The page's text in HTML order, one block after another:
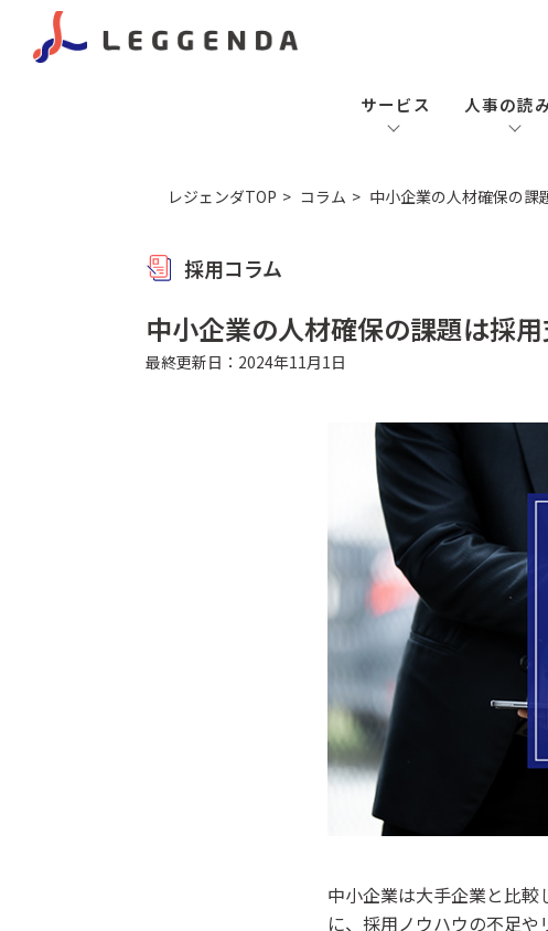
サービス 人事の読
レジェンダTOP コラム 中小企業の人材確保の課
採用コラム
中小企業の人材確保の課題は採
最終更新日：2024年11月1日
中小企業は大手企業と比
に、採用ノウハウの不足や